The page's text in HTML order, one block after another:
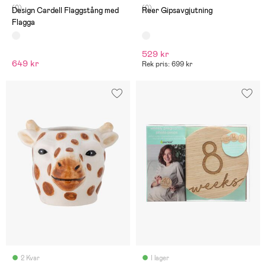
(0)
Design Cardell Flaggstång med
Flagga
649 kr
(0)
Reer Gipsavgjutning
529 kr
Rek pris: 699 kr
2 Kvar I lager